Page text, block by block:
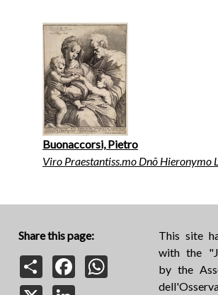
Buonaccorsi, Pietro
Viro Praestantiss.mo Dnõ Hieronymo
Share this page:
Share
Facebook
This site
with the
by the